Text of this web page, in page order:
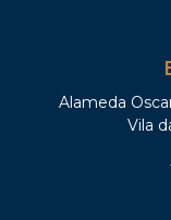
Alameda
Vila